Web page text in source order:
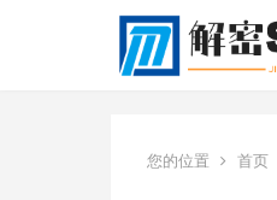
您的位置 首页